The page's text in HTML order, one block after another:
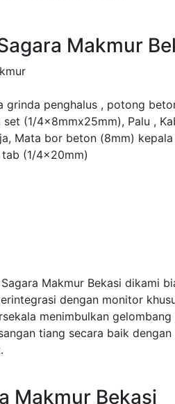
Makmur
grinda penghalus , potong
(1/4x8mmx25mm), Palu ,
Mata bor beton (8mm)
(1/4x20mm)
Makmur Bekasi dikami
dengan monitor
menimbulkan
tiang secara baik
Makmur Bekasi